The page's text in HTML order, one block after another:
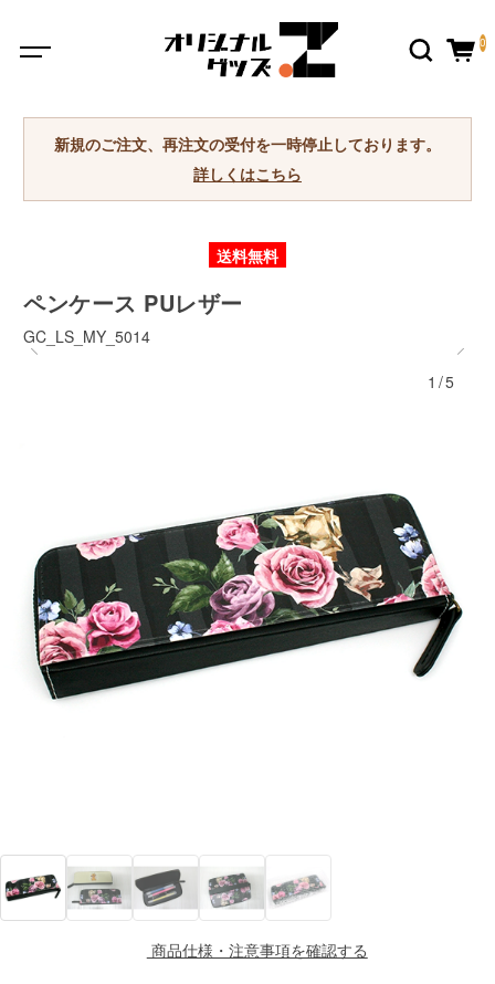
0
新規のご注文、再注文の受付を一時停止しております。
詳しくはこちら
送料無料
ペンケース PUレザー
GC_LS_MY_5014
1/5
商品仕様・注意事項を確認する